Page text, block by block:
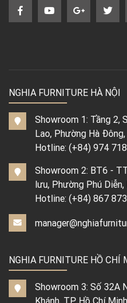
NGHIA FURNITURE HÀ NỘI
Showroom 1: Tầng 2,
Lao, Phường Hà
Hotline: (+84) 974
Showroom 2: BT6 -
lưu, Phường Phú Diễn,
Hotline: (+84) 867
NGHIA FURNITURE HỒ CHÍ
Showroom 3: Số 32A